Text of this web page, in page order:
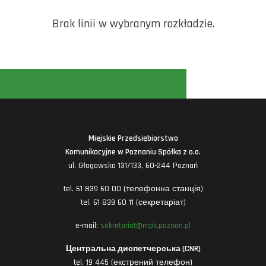
Brak linii w wybranym rozkładzie.
Miejskie Przedsiębiorstwo
Komunikacyjne w Poznaniu Spółka z o.o.
ul. Głogowska 131/133, 60-244 Poznań
tel. 61 839 60 00 (телефонна станція)
tel. 61 839 60 11 (секретаріат)
e-mail: sekretariat@mpk.poznan.pl
Центральна диспетчерська (CNR)
tel. 19 445 (екстрений телефон)